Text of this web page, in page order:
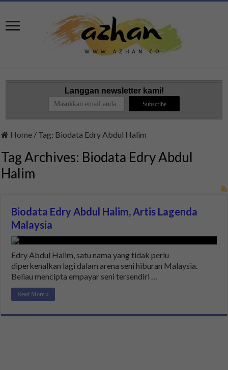
Langgan newsletter kami!
Home / Tag: Biodata Edry Abdul Halim
Tag Archives: Biodata Edry Abdul
Halim
Biodata Edry Abdul Halim, Artis Lagenda
Malaysia
Edry Abdul Halim, satu nama yang tidak perlu
diperkenalkan lagi dalam arena seni hiburan Malaysia.
Beliau mencipta empayar seni tersendiri …
Read More »